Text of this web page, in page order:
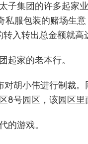
子集团的许多起家
私服包装的赌场生
入转出总金额就高
起家的老本行。
胡小伟进行制裁
8号园区，该园区里
的游戏。